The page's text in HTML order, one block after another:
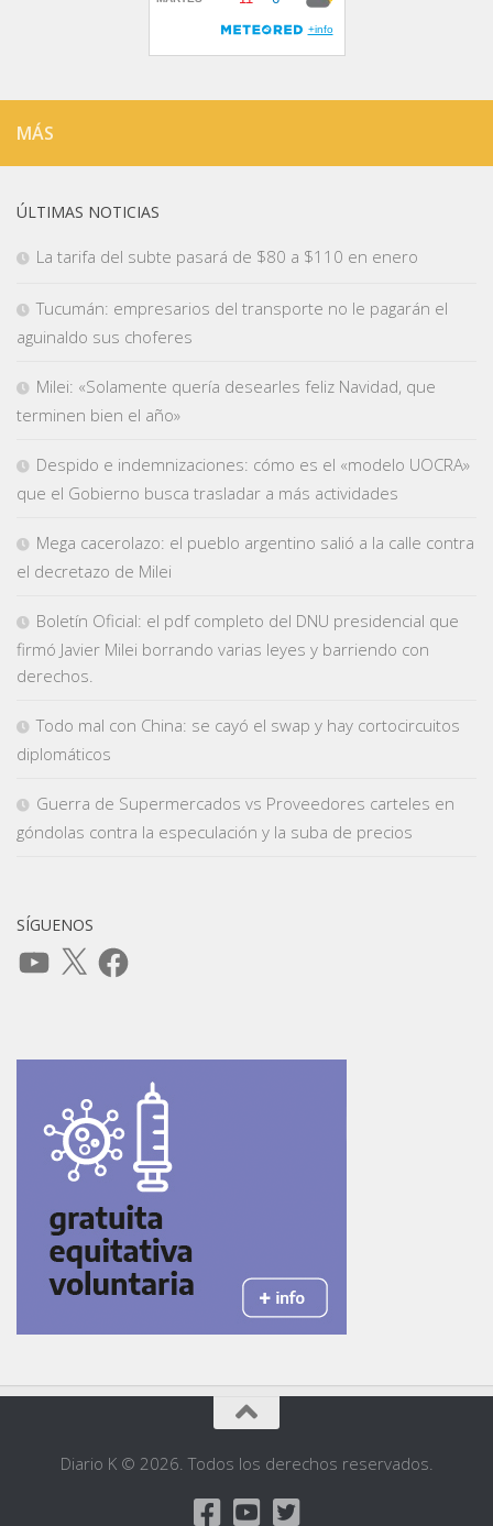
MÁS
ÚLTIMAS NOTICIAS
La tarifa del subte pasará de $80 a $110 en enero
Tucumán: empresarios del transporte no le pagarán el
aguinaldo sus choferes
Milei: «Solamente quería desearles feliz Navidad, que
terminen bien el año»
Despido e indemnizaciones: cómo es el «modelo UOCRA»
que el Gobierno busca trasladar a más actividades
Mega cacerolazo: el pueblo argentino salió a la calle contra
el decretazo de Milei
Boletín Oficial: el pdf completo del DNU presidencial que
firmó Javier Milei borrando varias leyes y barriendo con
derechos.
Todo mal con China: se cayó el swap y hay cortocircuitos
diplomáticos
Guerra de Supermercados vs Proveedores carteles en
góndolas contra la especulación y la suba de precios
SÍGUENOS
YouTube
X Facebook
Diario K © 2026. Todos los derechos reservados.